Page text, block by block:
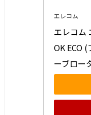
エレコム
エレコム
OK ECO
ーブロー